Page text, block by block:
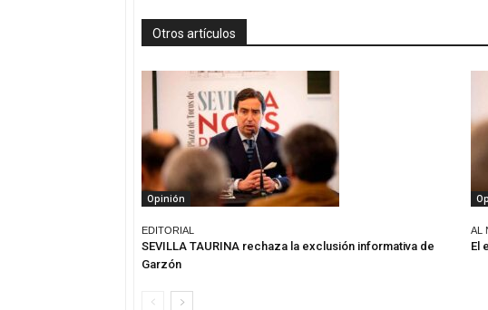
Otros artículos
Opinión
EDITORIAL
SEVILLA TAURINA rechaza la exclusión informativa de
Garzón
AL
El